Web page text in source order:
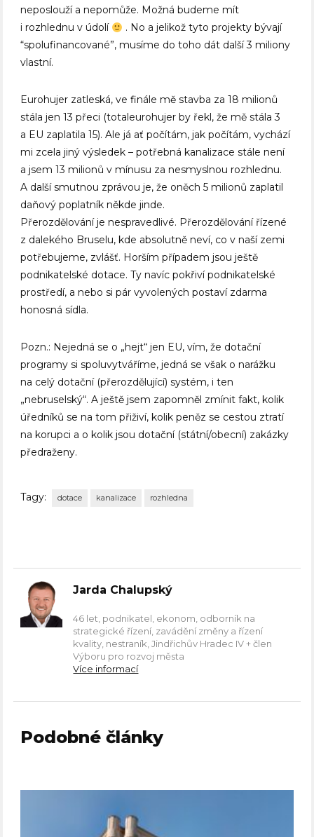
neposlouží a nepomůže. Možná budeme mít
i rozhlednu v údolí
. No a jelikož tyto projekty bývají
“spolufinancované”, musíme do toho dát další 3 miliony
vlastní.
Eurohujer zatleská, ve finále mě stavba za 18 milionů
stála jen 13 přeci (totaleurohujer by řekl, že mě stála 3
a EU zaplatila 15). Ale já ať počítám, jak počítám, vychází
mi zcela jiný výsledek – potřebná kanalizace stále není
a jsem 13 milionů v mínusu za nesmyslnou rozhlednu.
A další smutnou zprávou je, že oněch 5 milionů zaplatil
daňový poplatník někde jinde.
Přerozdělování je nespravedlivé. Přerozdělování řízené
z dalekého Bruselu, kde absolutně neví, co v naší zemi
potřebujeme, zvlášť. Horším případem jsou ještě
podnikatelské dotace. Ty navíc pokřiví podnikatelské
prostředí, a nebo si pár vyvolených postaví zdarma
honosná sídla.
Pozn.: Nejedná se o „hejt“ jen EU, vím, že dotační
programy si spoluvytváříme, jedná se však o narážku
na celý dotační (přerozdělující) systém, i ten
„nebruselský“. A ještě jsem zapomněl zmínit fakt, kolik
úředníků se na tom přiživí, kolik peněz se cestou ztratí
na korupci a o kolik jsou dotační (státní/obecní) zakázky
předraženy.
Tagy: dotace kanalizace rozhledna
Jarda Chalupský
46 let, podnikatel, ekonom, odborník na
strategické řízení, zavádění změny a řízení
kvality, nestraník, Jindřichův Hradec IV + člen
Výboru pro rozvoj města
Více informací
Podobné články